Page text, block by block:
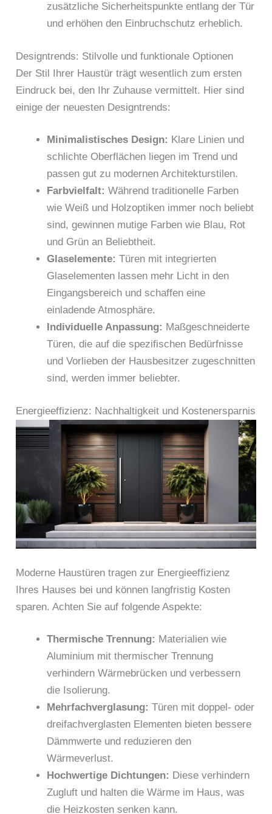
zusätzliche Sicherheitspunkte entlang der Tür
und erhöhen den Einbruchschutz erheblich.
Designtrends: Stilvolle und funktionale Optionen
Der Stil Ihrer Haustür trägt wesentlich zum ersten
Eindruck bei, den Ihr Zuhause vermittelt. Hier sind
einige der neuesten Designtrends:
Minimalistisches Design: Klare Linien und
schlichte Oberflächen liegen im Trend und
passen gut zu modernen Architekturstilen.
Farbvielfalt: Während traditionelle Farben
wie Weiß und Holzoptiken immer noch beliebt
sind, gewinnen mutige Farben wie Blau, Rot
und Grün an Beliebtheit.
Glaselemente: Türen mit integrierten
Glaselementen lassen mehr Licht in den
Eingangsbereich und schaffen eine
einladende Atmosphäre.
Individuelle Anpassung: Maßgeschneiderte
Türen, die auf die spezifischen Bedürfnisse
und Vorlieben der Hausbesitzer zugeschnitten
sind, werden immer beliebter.
Energieeffizienz: Nachhaltigkeit und Kostenersparnis
Moderne Haustüren tragen zur Energieeffizienz
Ihres Hauses bei und können langfristig Kosten
sparen. Achten Sie auf folgende Aspekte:
Thermische Trennung: Materialien wie
Aluminium mit thermischer Trennung
verhindern Wärmebrücken und verbessern
die Isolierung.
Mehrfachverglasung: Türen mit doppel- oder
dreifachverglasten Elementen bieten bessere
Dämmwerte und reduzieren den
Wärmeverlust.
Hochwertige Dichtungen: Diese verhindern
Zugluft und halten die Wärme im Haus, was
die Heizkosten senken kann.